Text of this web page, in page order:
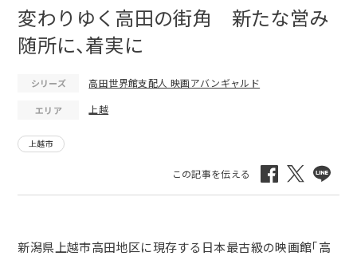
変わりゆく高田の街角 新たな営み
随所に、着実に
シリーズ 高田世界館支配人 映画アバンギャルド
エリア 上越
上越市
新潟県上越市高田地区に現存する日本最古級の映画館「高